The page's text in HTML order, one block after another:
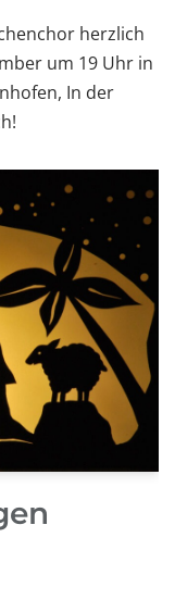
herzlich
um 19 Uhr in
In der